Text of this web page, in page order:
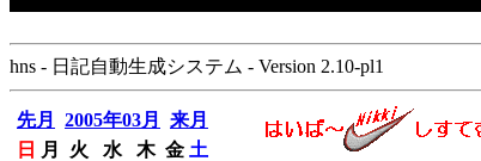
hns - 日記自動生成システム - Version 2.10-pl1
先月 2005年03月
来月
日
月 火 水 木 金 土